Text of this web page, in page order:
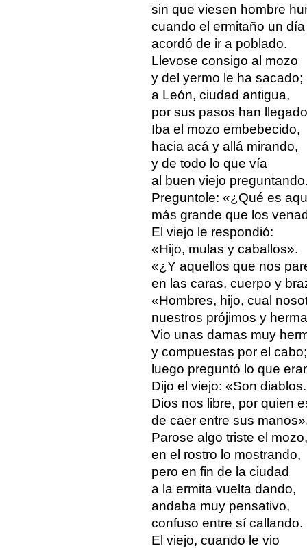
sin que viesen hombre
cuando el ermitaño un día
acordó de ir a poblado.
Llevose consigo al mozo
y del yermo le ha sacado;
a León, ciudad antigua,
por sus pasos han
Iba el mozo embebecido,
hacia acá y allá mirando,
y de todo lo que vía
al buen viejo
Preguntole: «¿Qué es
más grande que los
El viejo le respondió:
«Hijo, mulas y caballos».
«¿Y aquellos que nos
en las caras, cuerpo y
«Hombres, hijo, cual
nuestros prójimos y
Vio unas damas muy
y compuestas por el cabo;
luego preguntó lo que
Dijo el viejo: «Son diablos.
Dios nos libre, por quien
de caer entre sus
Parose algo triste el mozo,
en el rostro lo mostrando,
pero en fin de la ciudad
a la ermita vuelta dando,
andaba muy pensativo,
confuso entre sí callando.
El viejo, cuando le vio